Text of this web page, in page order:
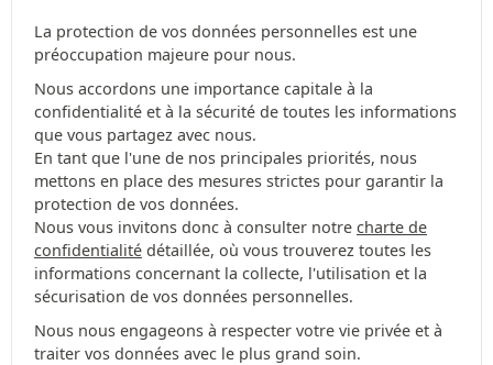
La protection de vos données personnelles est une
préoccupation majeure pour nous.
Nous accordons une importance capitale à la
confidentialité et à la sécurité de toutes les informations
que vous partagez avec nous.
En tant que l'une de nos principales priorités, nous
mettons en place des mesures strictes pour garantir la
protection de vos données.
Nous vous invitons donc à consulter notre charte de
confidentialité détaillée, où vous trouverez toutes les
informations concernant la collecte, l'utilisation et la
sécurisation de vos données personnelles.
Nous nous engageons à respecter votre vie privée et à
traiter vos données avec le plus grand soin.